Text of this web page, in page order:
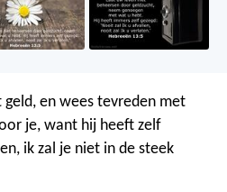
en wees tevreden met
je, want hij heeft zelf
ik zal je niet in de steek